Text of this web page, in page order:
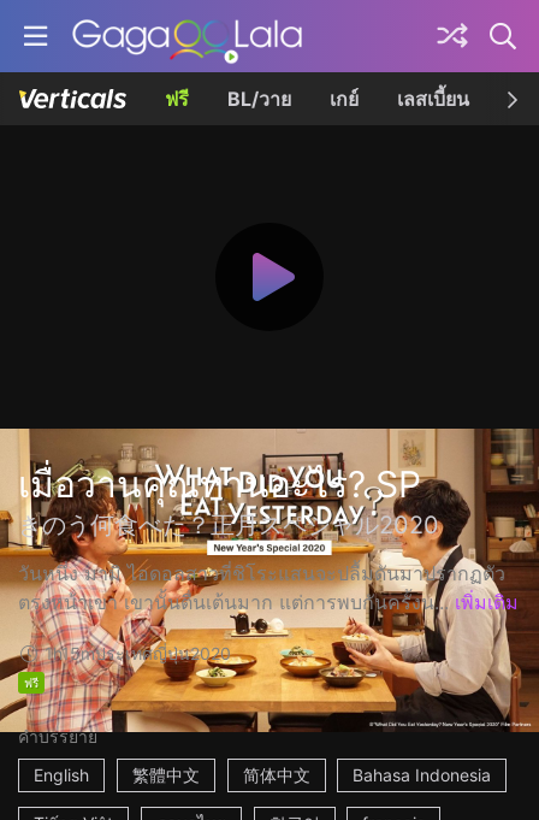
ฟรี BL/วาย เกย์ เลสเบี้ยน เค
เมื่อวานคุณทานอะไร? SP
きのう何食べた？正月スペシャル2020
วันหนึ่ง มามิ ไอดอลสาวที่ชิโระแสนจะปลื้มดันมาปรากฏตัว
ตรงหน้าเขา เขานั้นตื่นเต้นมาก แต่การพบกันครั้งน... เพิ่มเติม
1h15mประเทศญี่ปุ่น2020
ฟรี
คำบรรยาย
English
繁體中文 简体中文 Bahasa Indonesia